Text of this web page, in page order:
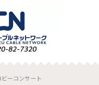
ーコンサート